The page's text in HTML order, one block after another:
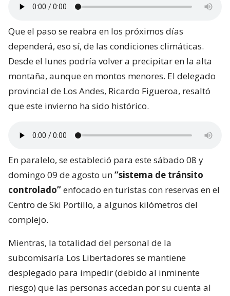
Que el paso se reabra en los próximos días
dependerá, eso sí, de las condiciones climáticas.
Desde el lunes podría volver a precipitar en la alta
montaña, aunque en montos menores. El delegado
provincial de Los Andes, Ricardo Figueroa, resaltó
que este invierno ha sido histórico.
En paralelo, se estableció para este sábado 08 y
domingo 09 de agosto un“sistema de tránsito
controlado”enfocado en turistas con reservas en el
Centro de Ski Portillo, a algunos kilómetros del
complejo.
Mientras, la totalidad del personal de la
subcomisaría Los Libertadores se mantiene
desplegado para impedir (debido al inminente
riesgo) que las personas accedan por su cuenta al